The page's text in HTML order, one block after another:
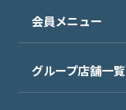
会員メニュー
グループ店舗一覧